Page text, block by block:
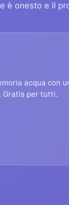
è onesto e il
acqua con
Gratis per tutti.